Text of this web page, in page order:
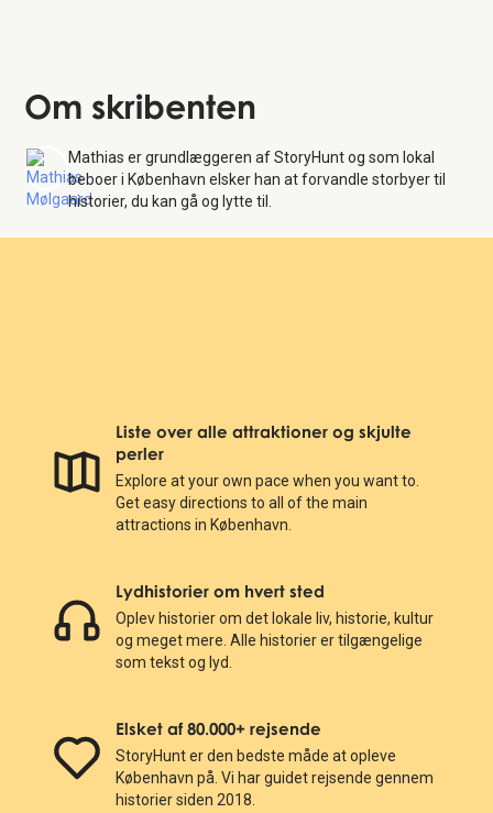
Om skribenten
Mathias er grundlæggeren af StoryHunt og som lokal
beboer i København elsker han at forvandle storbyer til
historier, du kan gå og lytte til.
Liste over alle attraktioner og skjulte
perler
Explore at your own pace when you want to.
Get easy directions to all of the main
attractions in København.
Lydhistorier om hvert sted
Oplev historier om det lokale liv, historie, kultur
og meget mere. Alle historier er tilgængelige
som tekst og lyd.
Elsket af 80.000+ rejsende
StoryHunt er den bedste måde at opleve
København på. Vi har guidet rejsende gennem
historier siden 2018.